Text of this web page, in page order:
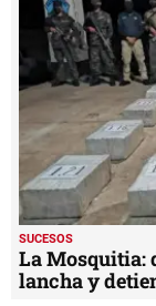
SUCESOS
La Mosquitia:
lancha y